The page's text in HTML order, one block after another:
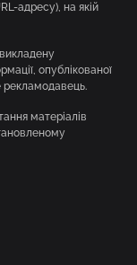
адресу), на якій
опублікованої
рекламодавець.
матеріалів